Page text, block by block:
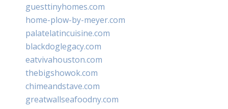
guesttinyhomes.com
home-plow-by-meyer.com
palatelatincuisine.com
blackdoglegacy.com
eatvivahouston.com
thebigshowok.com
chimeandstave.com
greatwallseafoodny.com